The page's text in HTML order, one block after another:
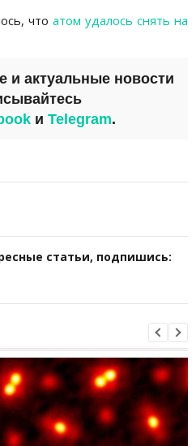
что атом удалось снять на
и актуальные новости
и Telegram.
статьи, подпишись: